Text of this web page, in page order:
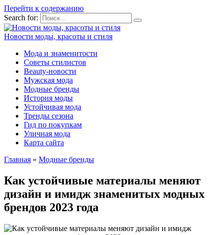
Перейти к содержанию
Search for:
Новости моды, красоты и стиля
Мода и знаменитости
Советы стилистов
Beauty-новости
Мужская мода
Модные бренды
История моды
Устойчивая мода
Тренды сезона
Гид по покупкам
Уличная мода
Карта сайта
Главная » Модные бренды
Как устойчивые материалы меняют
дизайн и имидж знаменитых модных
брендов 2023 года